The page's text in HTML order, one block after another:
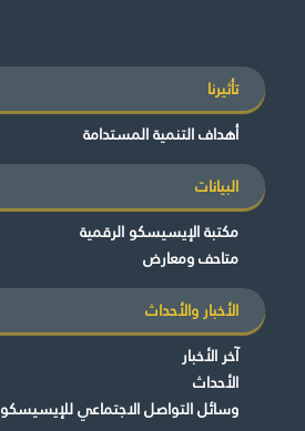
تأثيرنا
أهداف التنمية المستدامة
البيانات
مكتبة الإيسيسكو الرقمية
متاحف ومعارض
الأخبار والأحداث
آخر الأخبار
الأحداث
وسائل التواصل الاجتماعي للإيسيسكو